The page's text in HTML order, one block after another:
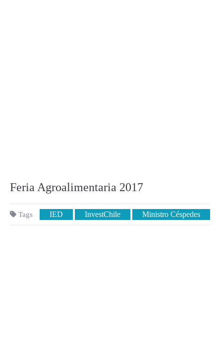
Feria Agroalimentaria 2017
Tags IED InvestChile Ministro Céspedes